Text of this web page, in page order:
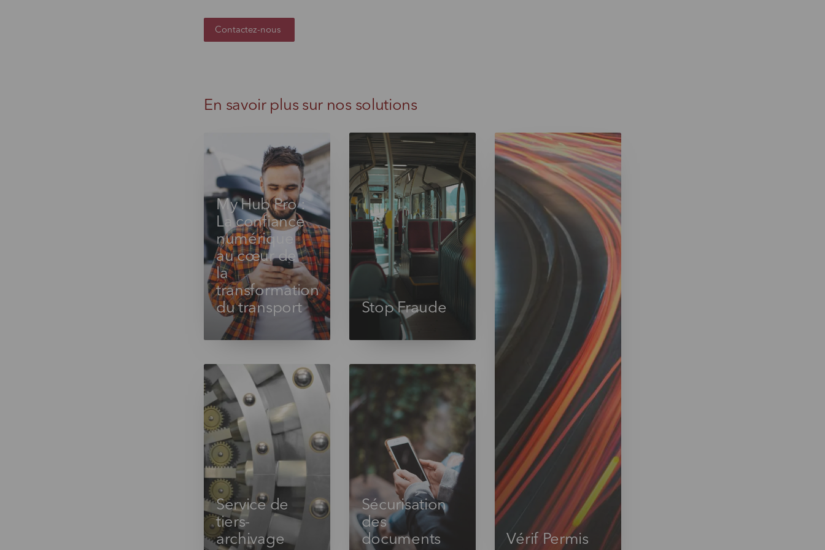
Contactez-nous
En savoir plus sur nos solutions
My Hub Pro :
La confiance
numérique
au cœur de
la
transformation
du transport
Stop Fraude
Vérif Permis
Service de
tiers-
archivage
Sécurisation
des
documents